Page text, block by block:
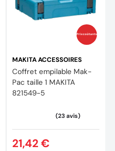
Prix coûtants
MAKITA ACCESSOIRES
Coffret empilable Mak-
Pac taille 1 MAKITA
821549-5
21,42 €